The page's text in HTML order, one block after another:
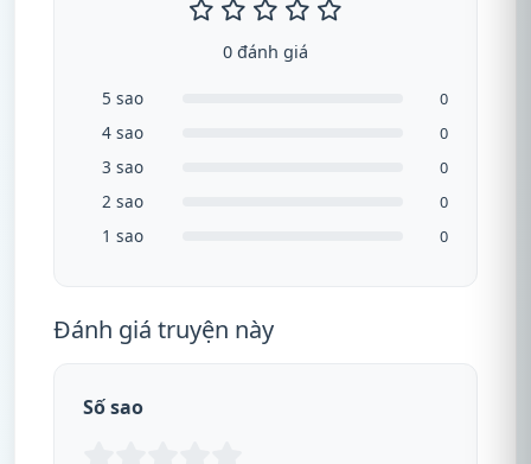
0 đánh giá
5 sao 0
4 sao 0
3 sao 0
2 sao 0
1 sao 0
Đánh giá truyện này
Số sao